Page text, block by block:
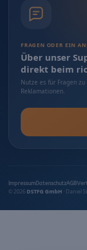
FRAGEN ODER EIN
Über unser
direkt beim
Nutze es für Fragen
Reklamationen.
Impressum DatenschutzAGB
© 2026 DSTFG GmbH · Daniel